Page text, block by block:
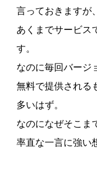
言っておきますが
あくまでサービス
す。
なのに毎回バージ
無料で提供される
多いはず。
なのになぜそこま
率直な一言に強い